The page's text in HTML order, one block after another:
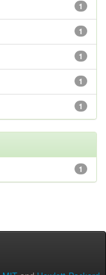
1
1
1
1
1
1